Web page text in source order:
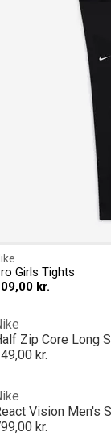
Girls Tights
kr.
Zip Core Long
kr.
Vision Men's
kr.